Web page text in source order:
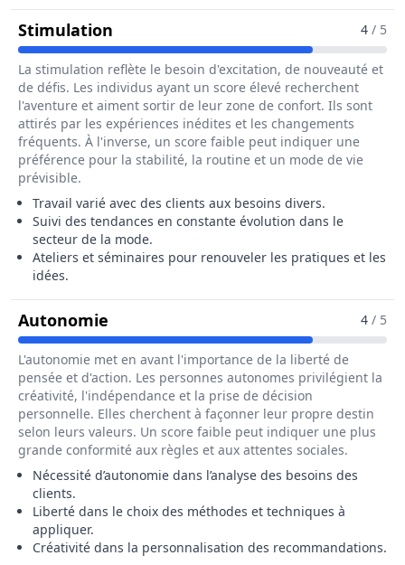
Stimulation Pour Le Métier De Conseiller /4 / 5
La stimulation reflète le besoin d'excitation, de nouveauté et
de défis. Les individus ayant un score élevé recherchent
l'aventure et aiment sortir de leur zone de confort. Ils sont
attirés par les expériences inédites et les changements
fréquents. À l'inverse, un score faible peut indiquer une
préférence pour la stabilité, la routine et un mode de vie
prévisible.
Travail varié avec des clients aux besoins divers.
Suivi des tendances en constante évolution dans le
secteur de la mode.
Ateliers et séminaires pour renouveler les pratiques et les
idées.
Autonomie Pour Le Métier De Conseiller / 4 / 5
L'autonomie met en avant l'importance de la liberté de
pensée et d'action. Les personnes autonomes privilégient la
créativité, l'indépendance et la prise de décision
personnelle. Elles cherchent à façonner leur propre destin
selon leurs valeurs. Un score faible peut indiquer une plus
grande conformité aux règles et aux attentes sociales.
Nécessité d’autonomie dans l’analyse des besoins des
clients.
Liberté dans le choix des méthodes et techniques à
appliquer.
Créativité dans la personnalisation des recommandations.